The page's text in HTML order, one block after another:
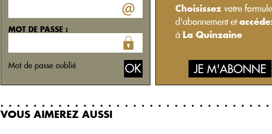
MOT DE PASSE :
Mot de passe oublié
Choisissez votre formule
d'abonnement et
à La Quinzaine
JE M'ABONNE
VOUS AIMEREZ AUSSI